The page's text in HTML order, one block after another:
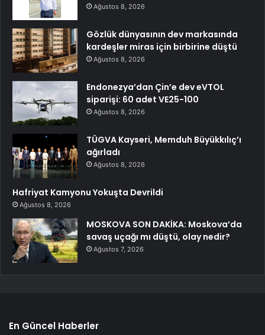
Ağustos 8, 2026
Gözlük dünyasının dev markasında
kardeşler miras için birbirine düştü
Ağustos 8, 2026
Endonezya’dan Çin’e dev eVTOL
siparişi: 60 adet VE25-100
Ağustos 8, 2026
TÜGVA Kayseri, Memduh Büyükkılıç’ı
ağırladı
Ağustos 8, 2026
Hafriyat Kamyonu Yokuşta Devrildi
Ağustos 8, 2026
MOSKOVA SON DAKİKA: Moskova’da
savaş uçağı mı düştü, olay nedir?
Ağustos 7, 2026
En Güncel Haberler